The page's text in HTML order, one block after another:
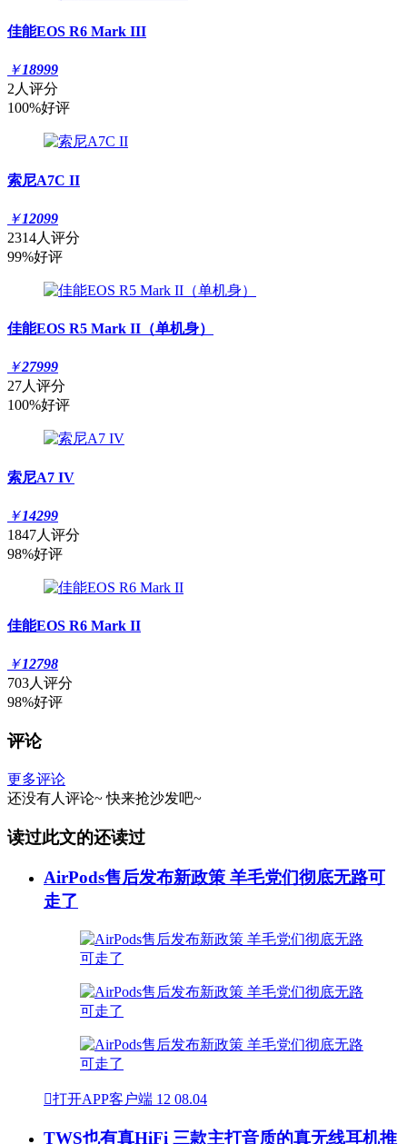
佳能EOS R6 Mark III
￥18999
2人评分
100%好评
索尼A7C II
￥12099
2314人评分
99%好评
佳能EOS R5 Mark II（单机身）
￥27999
27人评分
100%好评
索尼A7 IV
￥14299
1847人评分
98%好评
佳能EOS R6 Mark II
￥12798
703人评分
98%好评
评论
更多评论
还没有人评论~ 快来抢沙发吧~
读过此文的还读过
AirPods售后发布新政策 羊毛党们彻底无路可
走了
打开APP客户端 12 08.04
TWS也有真HiFi 三款主打音质的真无线耳机推